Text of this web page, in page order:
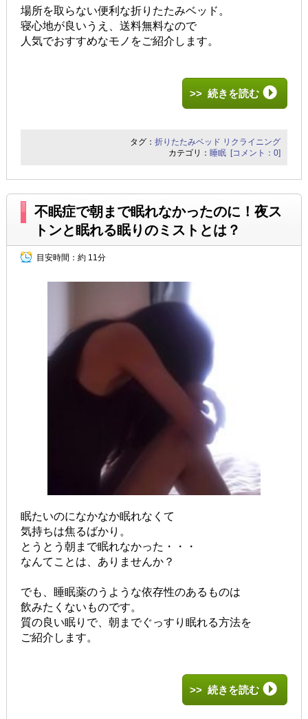
場所を取らない便利な折りたたみベッド。
寝心地が良いうえ、送料無料なので
人気でおすすめなモノをご紹介します。
>> 続きを読む
タグ：折りたたみベッド リクライニング
カテゴリ：睡眠 [コメント：0]
不眠症で朝まで眠れなかったのに！夜ス
トンと眠れる眠りのミストとは？
目安時間： 約 11分
眠たいのになかなか眠れなくて
気持ちは焦るばかり。
とうとう朝まで眠れなかった・・・
なんてことは、ありませんか？
でも、睡眠薬のうような依存性のあるものは
飲みたくないものです。
質の良い眠りで、朝までぐっすり眠れる方法を
ご紹介します。
>> 続きを読む